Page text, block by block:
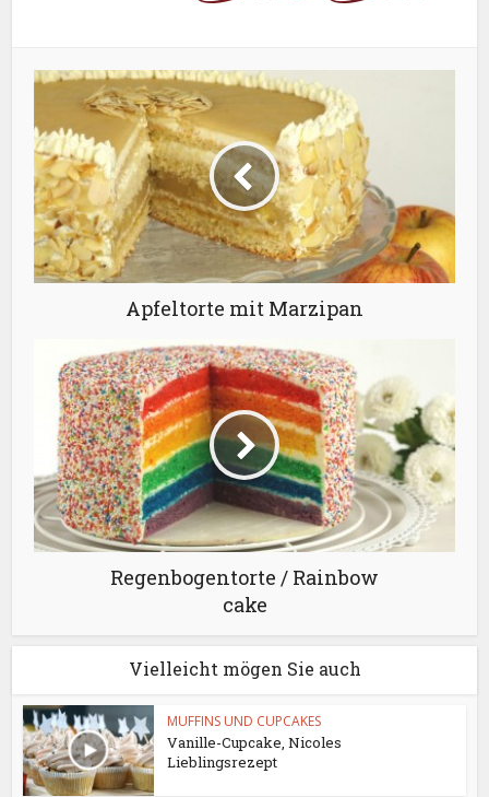
Apfeltorte mit Marzipan
Regenbogentorte / Rainbow
cake
Vielleicht mögen Sie auch
MUFFINS UND CUPCAKES
Vanille-Cupcake, Nicoles
Lieblingsrezept